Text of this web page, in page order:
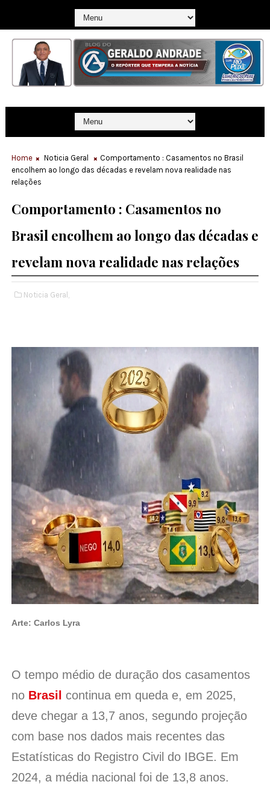
Home Noticia Geral
Comportamento : Casamentos no Brasil
encolhem ao longo das décadas e revelam nova realidade nas
relações
Comportamento : Casamentos no
Brasil encolhem ao longo das décadas e
revelam nova realidade nas relações
Noticia Geral,
Arte: Carlos Lyra
O tempo médio de duração dos casamentos
no Brasil
continua em queda e, em 2025,
deve chegar a 13,7 anos, segundo projeção
com base nos dados mais recentes das
Estatísticas do Registro Civil do IBGE. Em
2024, a média nacional foi de 13,8 anos.